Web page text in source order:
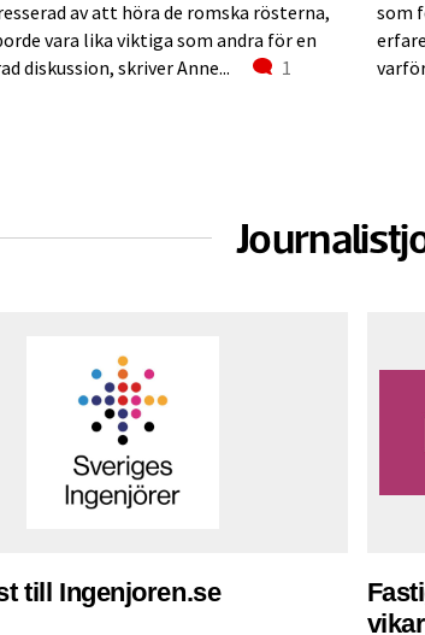
av att höra de romska rösterna,
vara lika viktiga som andra för en
diskussion, skriver Anne...
Kommentarer
1
som
till Ingenjoren.se